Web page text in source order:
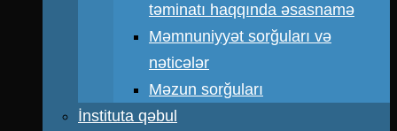
təminatı haqqında əsasnamə
Məmnuniyyət sorğuları və
nəticələr
Məzun sorğuları
İnstituta qəbul